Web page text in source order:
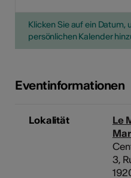
Klicken Sie auf ein Datum,
persönlichen Kalender
Eventinformationen
Lokalität
Le
3,